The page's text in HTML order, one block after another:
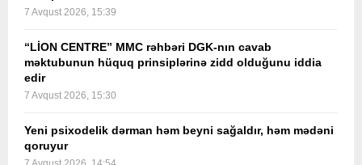
7 Avqust 2026, 15:39
“LİON CENTRE” MMC rəhbəri DGK-nın cavab
məktubunun hüquq prinsiplərinə zidd olduğunu iddia
edir
7 Avqust 2026, 15:30
Yeni psixodelik dərman həm beyni sağaldır, həm mədəni
qoruyur